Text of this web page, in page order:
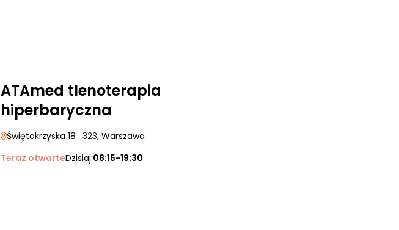
ATAmed tlenoterapia
hiperbaryczna
Świętokrzyska 18 | 323, Warszawa
Teraz otwarteDzisiaj:08:15-19:30